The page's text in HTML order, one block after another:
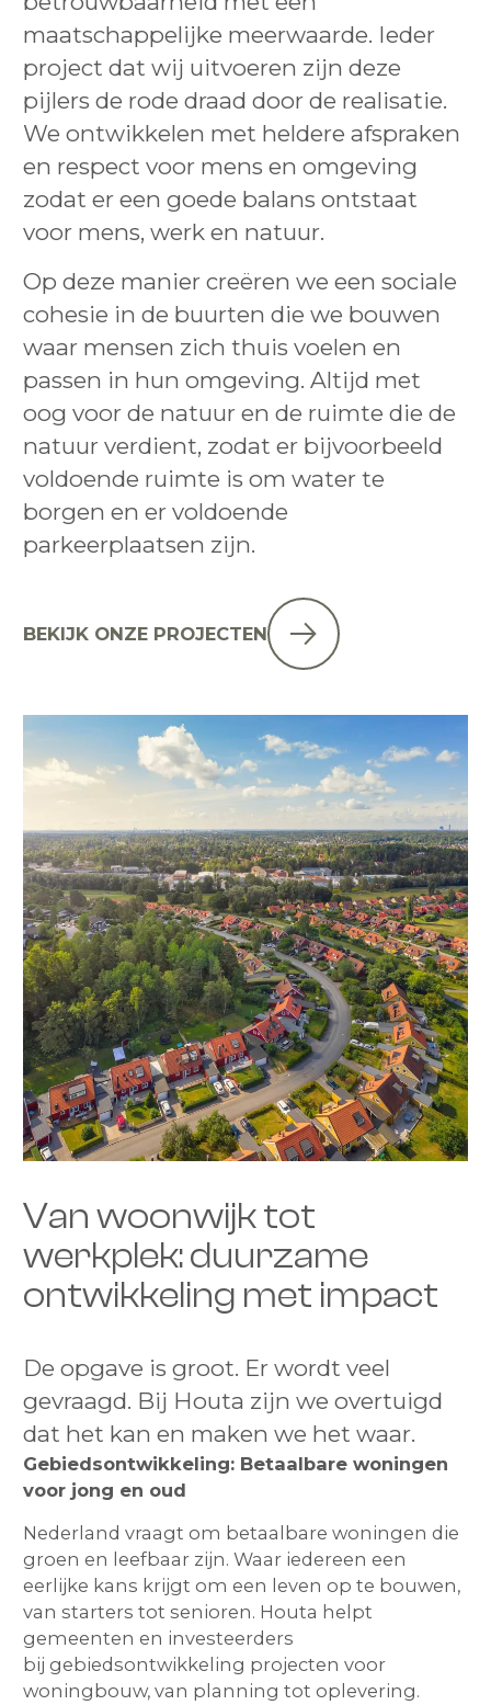
maatschappelijke meerwaarde. Ieder
project dat wij uitvoeren zijn deze
pijlers de rode draad door de realisatie.
We ontwikkelen met heldere afspraken
en respect voor mens en omgeving
zodat er een goede balans ontstaat
voor mens, werk en natuur.
Op deze manier creëren we een sociale
cohesie in de buurten die we bouwen
waar mensen zich thuis voelen en
passen in hun omgeving. Altijd met
oog voor de natuur en de ruimte die de
natuur verdient, zodat er bijvoorbeeld
voldoende ruimte is om water te
borgen en er voldoende
parkeerplaatsen zijn.
BEKIJK ONZE PROJECTEN
Van woonwijk tot
werkplek: duurzame
ontwikkeling met impact
De opgave is groot. Er wordt veel
gevraagd. Bij Houta zijn we overtuigd
dat het kan en maken we het waar.
Gebiedsontwikkeling: Betaalbare woningen
voor jong en oud
Nederland vraagt om betaalbare woningen die
groen en leefbaar zijn. Waar iedereen een
eerlijke kans krijgt om een leven op te bouwen,
van starters tot senioren. Houta helpt
gemeenten en investeerders
bij gebiedsontwikkeling projecten voor
woningbouw, van planning tot oplevering.